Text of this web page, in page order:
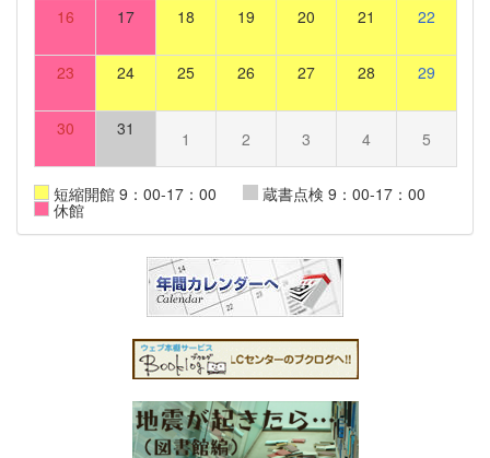
16 17 18 19 20 21 22
23 24 25 26 27 28 29
30 31 1 2 3 4 5
短縮開館 9：00-17：00 蔵書点検 9：00-17：00
休館